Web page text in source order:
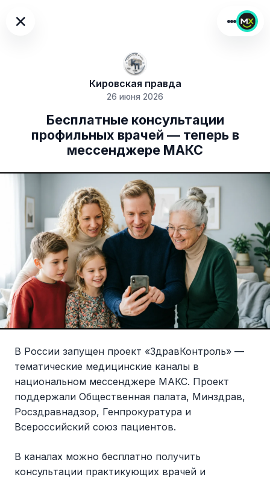
×
Кировская правда
26 июня 2026
Бесплатные консультации
профильных врачей — теперь в
мессенджере МАКС
В России запущен проект «ЗдравКонтроль» —
тематические медицинские каналы в
национальном мессенджере МАКС. Проект
поддержали Общественная палата, Минздрав,
Росздравнадзор, Генпрокуратура и
Всероссийский союз пациентов.
В каналах можно бесплатно получить
консультации практикующих врачей и